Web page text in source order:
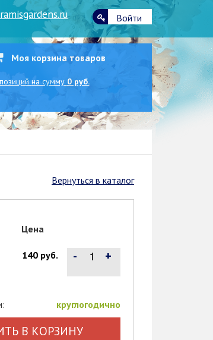
Войти
Моя корзина товаров
позиций на сумму 0 руб.
Вернуться в каталог
Цена
140 руб. - +
круглогодично
В КОРЗИНУ